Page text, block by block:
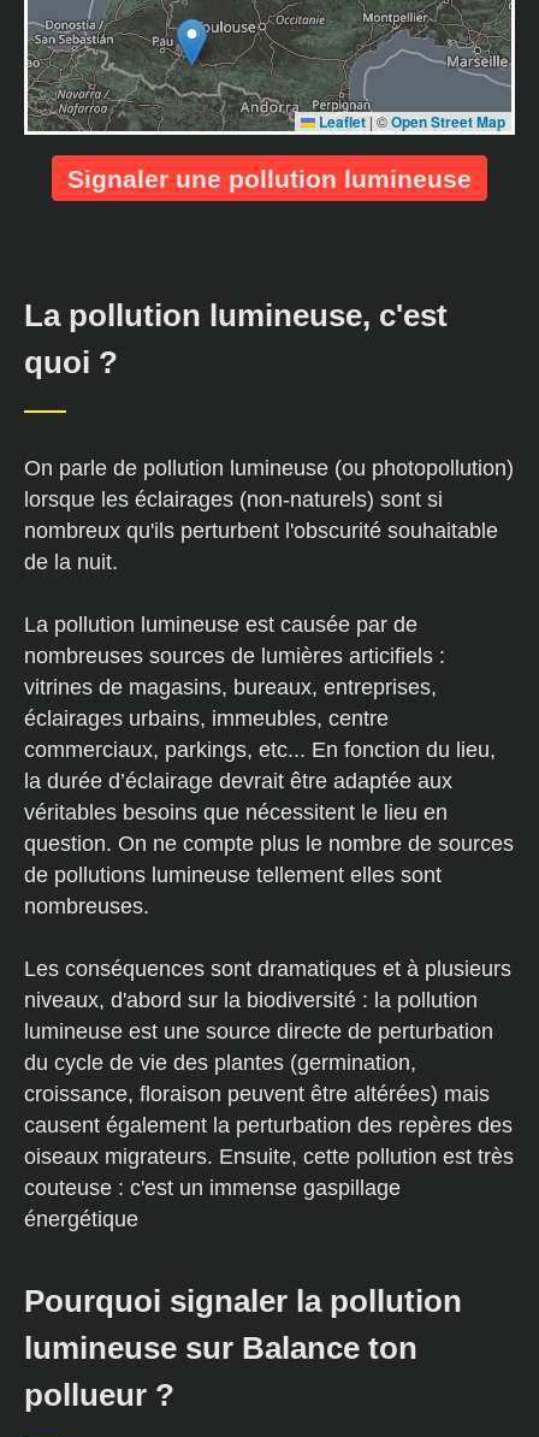
Leaflet | ©Open Street Map
Signaler une pollution lumineuse
La pollution lumineuse, c'est
quoi ?
On parle de pollution lumineuse (ou photopollution)
lorsque les éclairages (non-naturels) sont si
nombreux qu'ils perturbent l'obscurité souhaitable
de la nuit.
La pollution lumineuse est causée par de
nombreuses sources de lumières articifiels :
vitrines de magasins, bureaux, entreprises,
éclairages urbains, immeubles, centre
commerciaux, parkings, etc... En fonction du lieu,
la durée d’éclairage devrait être adaptée aux
véritables besoins que nécessitent le lieu en
question. On ne compte plus le nombre de sources
de pollutions lumineuse tellement elles sont
nombreuses.
Les conséquences sont dramatiques et à plusieurs
niveaux, d'abord sur la biodiversité : la pollution
lumineuse est une source directe de perturbation
du cycle de vie des plantes (germination,
croissance, floraison peuvent être altérées) mais
causent également la perturbation des repères des
oiseaux migrateurs. Ensuite, cette pollution est très
couteuse : c'est un immense gaspillage
énergétique
Pourquoi signaler la pollution
lumineuse sur Balance ton
pollueur ?